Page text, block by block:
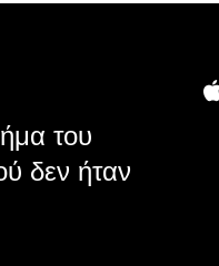
του
δεν ήταν